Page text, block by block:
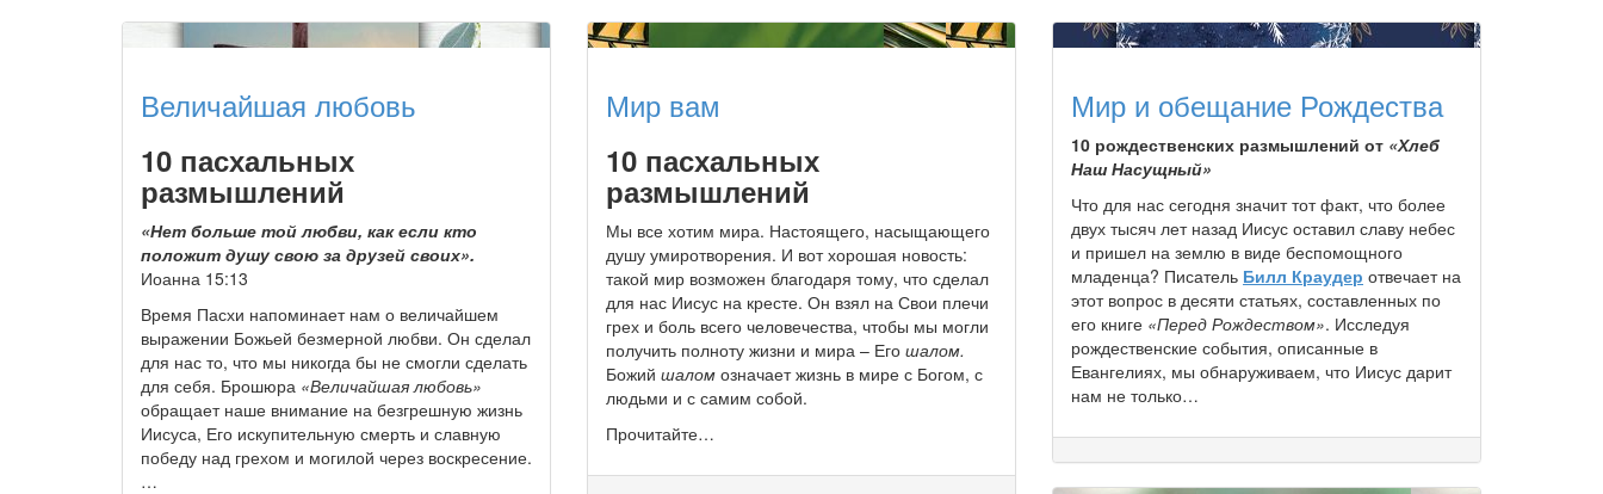
Величайшая любовь
10 пасхальных
размышлений
«Нет больше той любви, как если кто
положит душу свою за друзей своих».
Иоанна 15:13
Время Пасхи напоминает нам о величайшем
выражении Божьей безмерной любви. Он сделал
для нас то, что мы никогда бы не смогли сделать
для себя. Брошюра «Величайшая любовь»
обращает наше внимание на безгрешную жизнь
Иисуса, Его искупительную смерть и славную
победу над грехом и могилой через воскресение.
…
Мир вам
10 пасхальных
размышлений
Мы все хотим мира. Настоящего, насыщающего
душу умиротворения. И вот хорошая новость:
такой мир возможен благодаря тому, что сделал
для нас Иисус на кресте. Он взял на Свои плечи
грех и боль всего человечества, чтобы мы могли
получить полноту жизни и мира – Его шалом.
Божий шалом означает жизнь в мире с Богом, с
людьми и с самим собой.
Прочитайте…
Мир и обещание Рождества
10 рождественских размышлений от «Хлеб
Наш Насущный»
Что для нас сегодня значит тот факт, что более
двух тысяч лет назад Иисус оставил славу небес
и пришел на землю в виде беспомощного
младенца? Писатель Билл Краудер отвечает на
этот вопрос в десяти статьях, составленных по
его книге «Перед Рождеством». Исследуя
рождественские события, описанные в
Евангелиях, мы обнаруживаем, что Иисус дарит
нам не только…